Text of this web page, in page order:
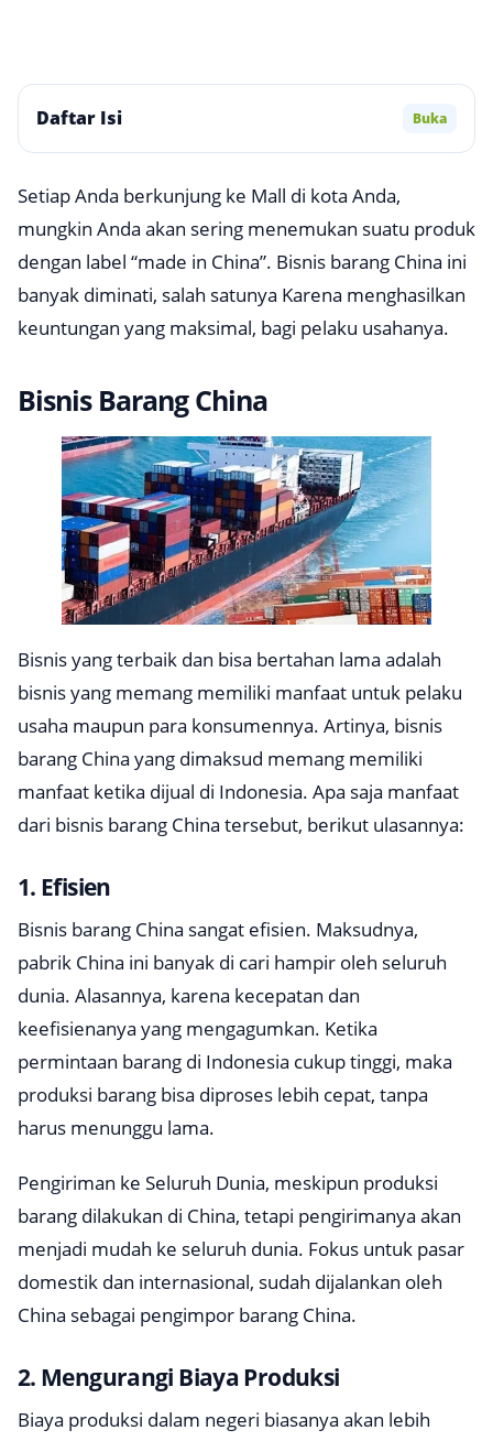
Daftar Isi Buka
Setiap Anda berkunjung ke Mall di kota Anda,
mungkin Anda akan sering menemukan suatu produk
dengan label “made in China”. Bisnis barang China ini
banyak diminati, salah satunya Karena menghasilkan
keuntungan yang maksimal, bagi pelaku usahanya.
Bisnis Barang China
Bisnis yang terbaik dan bisa bertahan lama adalah
bisnis yang memang memiliki manfaat untuk pelaku
usaha maupun para konsumennya. Artinya, bisnis
barang China yang dimaksud memang memiliki
manfaat ketika dijual di Indonesia. Apa saja manfaat
dari bisnis barang China tersebut, berikut ulasannya:
1. Efisien
Bisnis barang China sangat efisien. Maksudnya,
pabrik China ini banyak di cari hampir oleh seluruh
dunia. Alasannya, karena kecepatan dan
keefisienanya yang mengagumkan. Ketika
permintaan barang di Indonesia cukup tinggi, maka
produksi barang bisa diproses lebih cepat, tanpa
harus menunggu lama.
Pengiriman ke Seluruh Dunia, meskipun produksi
barang dilakukan di China, tetapi pengirimanya akan
menjadi mudah ke seluruh dunia. Fokus untuk pasar
domestik dan internasional, sudah dijalankan oleh
China sebagai pengimpor barang China.
2. Mengurangi Biaya Produksi
Biaya produksi dalam negeri biasanya akan lebih